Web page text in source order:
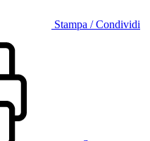
Stampa / Condividi